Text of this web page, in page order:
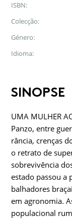
ISBN:
Colecção:
Género:
Idioma:
SINOPSE
UMA MULHER
Panzo, entre
rância, crenças
o retrato de
sobrevivência
estado passou a
balhadores
em agronomia.
populacional